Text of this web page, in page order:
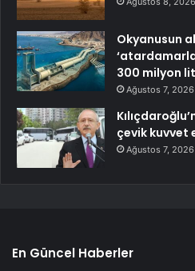
Okyanusun
300 milyon
Ağustos 7, 2026
çevik kuvvet
Ağustos 7, 2026
En Güncel Haberler